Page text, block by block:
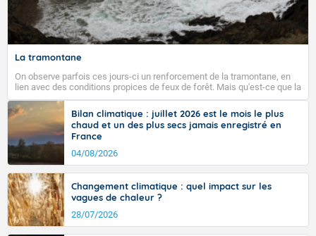
Fermer
La tramontane
On observe parfois ces jours-ci un renforcement de la tramontane, en
lien avec des conditions propices de feux de forêt. Mais qu'est-ce que la
tramontane ? Quelles sont ses caractéristiques ? La tramontane est un
vent turbulent soufflant de secteur nord-ouest à nord, ou ouest à nord-
ouest, dans un secteur qui part du Roussillon à la vallée de l’Aude et à
l’ouest de l’Hérault. L’étymologie de ce vent vient du latin trasmontanus,
signifiant au-delà des monts, en allusion aux régions montagneuses
d’où provient ce vent.
Bilan climatique : juillet 2026 est le mois le plus
chaud et un des plus secs jamais enregistré en
France
04/08/2026
Changement climatique : quel impact sur les
vagues de chaleur ?
28/07/2026